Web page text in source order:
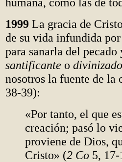
1999 La gracia de
de su vida infundida
para sanarla del
santificante o
nosotros la fuente de
38-39):
«Por tanto, el que
creación; pasó lo
proviene de Dios,
Cristo» (2 Co 5,